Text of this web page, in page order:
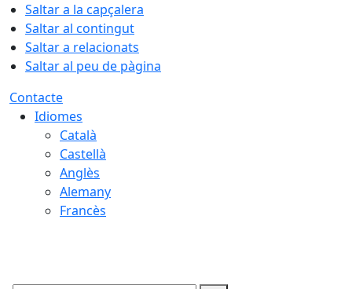
Saltar a la capçalera
Saltar al contingut
Saltar a relacionats
Saltar al peu de pàgina
Contacte
Idiomes
Català
Castellà
Anglès
Alemany
Francès